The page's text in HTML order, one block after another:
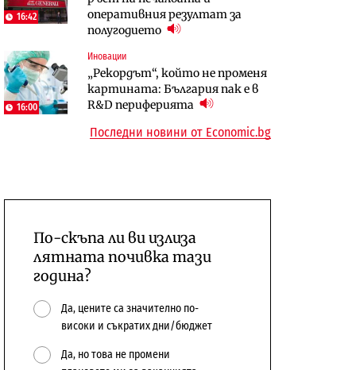
16:42
оперативния резултат за
полугодието
16:00
Иновации
„Рекордът“, който не променя
картината: България пак е в
R&D периферията
сушата продължи
Трафикът толкова е намалял,
че големи медии обмислят да се
откажат напълно от Google
10:12
„Ендуросат“ ще строи огромен
космически и отбранителен
център в Доброславци
Последни новини от Economic.bg
По-скъпа ли ви излиза
лятната почивка тази
година?
Да, цените са значително по-
високи и съкратих дни/бюджет
Да, но това не промени